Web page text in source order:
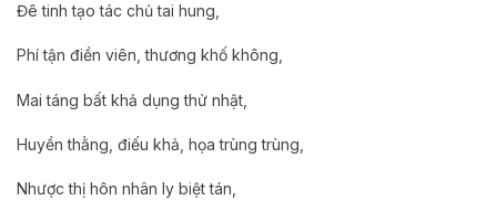
Đê tinh tạo tác chủ tai hung,
Phí tận điền viên, thương khố không,
Mai táng bất khả dụng thử nhật,
Huyền thằng, điếu khả, họa trùng trùng,
Nhược thị hôn nhân ly biệt tán,